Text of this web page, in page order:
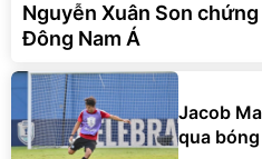
Nguyễn Xuân Son
Đông Nam Á
Jacob
qua